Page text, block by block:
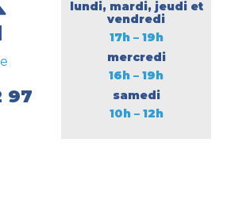
97
lundi, mardi, jeudi et
vendredi
17h – 19h
mercredi
16h – 19h
samedi
10h – 12h